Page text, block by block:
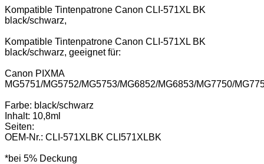
Kompatible Tintenpatrone Canon CLI-571XL BK
black/schwarz,
Kompatible Tintenpatrone Canon CLI-571XL BK
black/schwarz, geeignet für:
Canon PIXMA
MG5751/MG5752/MG5753/MG6852/MG6853/MG7750/
Farbe: black/schwarz
Inhalt: 10,8ml
Seiten:
OEM-Nr.: CLI-571XLBK CLI571XLBK
*bei 5% Deckung